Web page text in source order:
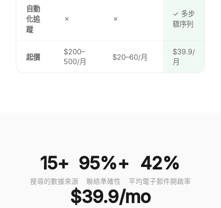
自動
化追
蹤
✗ ✗
✓ 多步
驟序列
起價
$200–
500/月
$20–60/月
$39.9/
月
15+
搜尋的數據來源
95%+
聯絡準確性
42%
平均電子郵件開啟率
$39.9/mo